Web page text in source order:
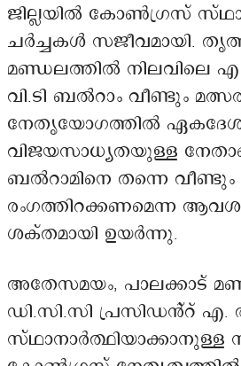
ജില്ലയിൽ കോൺഗ്രസ്
ചർച്ചകൾ സജീവമായി.
മണ്ഡലത്തിൽ നിലവിലെ
വി.ടി ബൽറാം വീണ്ടും
നേതൃയോഗത്തിൽ ഏകദേശ
വിജയസാധ്യതയുള്ള
ബൽറാമിനെ തന്നെ വീണ്ടും
രംഗത്തിറക്കണമെന്ന
ശക്തമായി ഉയർന്നു.
അതേസമയം, പാലക്കാട്
ഡി.സി.സി പ്രസിഡൻ്റ് എ.
സ്ഥാനാർത്ഥിയാക്കാനുള്ള